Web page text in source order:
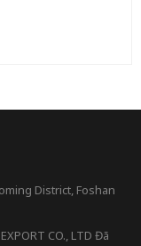
District, Foshan
CO., LTD Đã